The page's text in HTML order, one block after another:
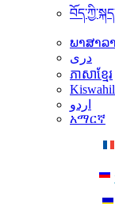
ພາສາລ
دری
ភាសាខ្មែរ
اردو
አማርኛ